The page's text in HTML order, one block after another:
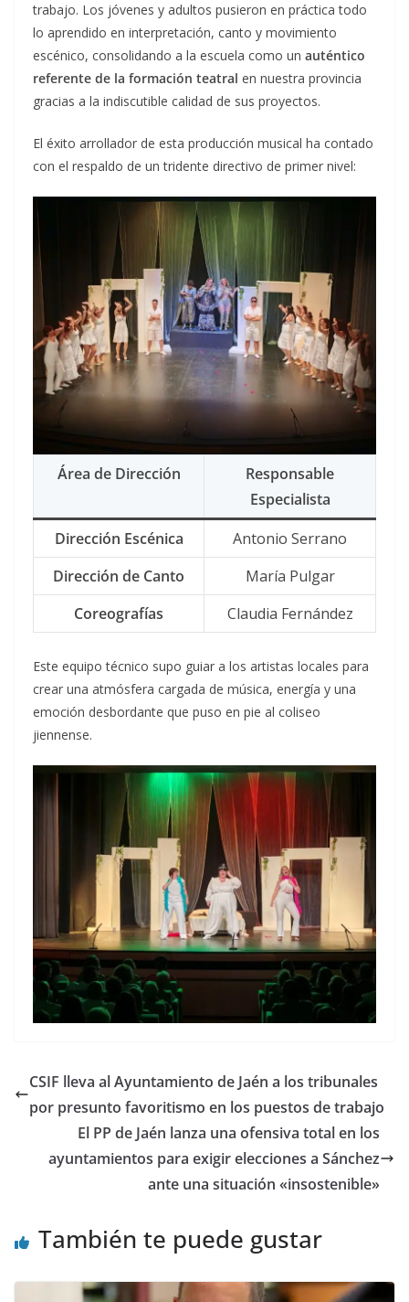
trabajo. Los jóvenes y adultos pusieron en práctica todo
lo aprendido en interpretación, canto y movimiento
escénico, consolidando a la escuela como un auténtico
referente de la formación teatral en nuestra provincia
gracias a la indiscutible calidad de sus proyectos.
El éxito arrollador de esta producción musical ha contado
con el respaldo de un tridente directivo de primer nivel:
Área de Dirección
Responsable
Especialista
Dirección Escénica
Antonio Serrano
Dirección de Canto
María Pulgar
Coreografías
Claudia Fernández
Este equipo técnico supo guiar a los artistas locales para
crear una atmósfera cargada de música, energía y una
emoción desbordante que puso en pie al coliseo
jiennense.
CSIF lleva al Ayuntamiento de Jaén a los tribunales
por presunto favoritismo en los puestos de trabajo
El PP de Jaén lanza una ofensiva total en los
ayuntamientos para exigir elecciones a Sánchez
ante una situación «insostenible»
También te puede gustar